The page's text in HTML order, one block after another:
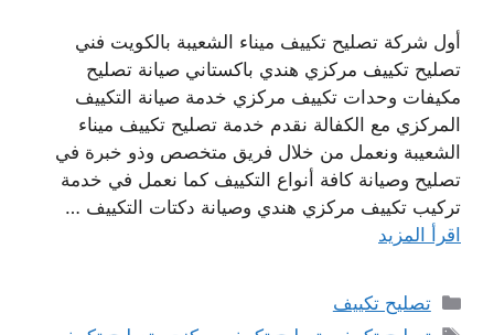
أول شركة تصليح تكييف ميناء الشعيبة بالكويت فني
تصليح تكييف مركزي هندي باكستاني صيانة تصليح
مكيفات وحدات تكييف مركزي خدمة صيانة التكييف
المركزي مع الكفالة نقدم خدمة تصليح تكييف ميناء
الشعيبة ونعمل من خلال فريق متخصص وذو خبرة في
تصليح وصيانة كافة أنواع التكييف كما نعمل في خدمة
تركيب تكييف مركزي هندي وصيانة دكتات التكييف …
اقرأ المزيد
التصنيفات
تصليح تكييف